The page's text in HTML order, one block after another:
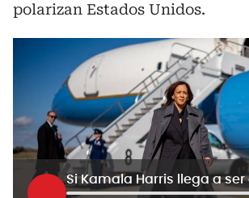
polarizan Estados Unidos.